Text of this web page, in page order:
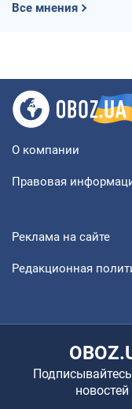
Все мнения
О компании
Правовая
Реклама на сайте
Редакционная